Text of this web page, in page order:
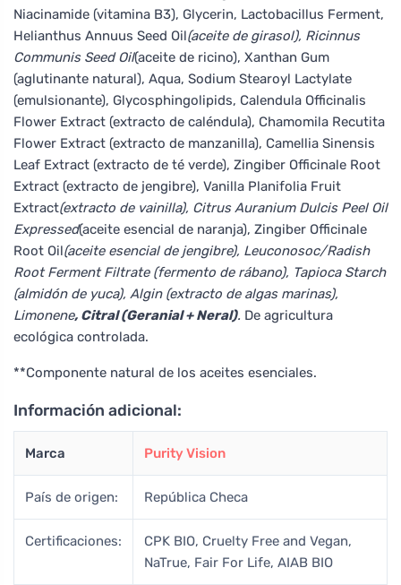
Niacinamide (vitamina B3), Glycerin, Lactobacillus Ferment,
Helianthus Annuus Seed Oil(aceite de girasol), Ricinnus
Communis Seed Oil(aceite de ricino), Xanthan Gum
(aglutinante natural), Aqua, Sodium Stearoyl Lactylate
(emulsionante), Glycosphingolipids, Calendula Officinalis
Flower Extract (extracto de caléndula), Chamomila Recutita
Flower Extract (extracto de manzanilla), Camellia Sinensis
Leaf Extract (extracto de té verde), Zingiber Officinale Root
Extract (extracto de jengibre), Vanilla Planifolia Fruit
Extract(extracto de vainilla), Citrus Auranium Dulcis Peel Oil
Expressed(aceite esencial de naranja), Zingiber Officinale
Root Oil(aceite esencial de jengibre), Leuconosoc/Radish
Root Ferment Filtrate (fermento de rábano), Tapioca Starch
(almidón de yuca), Algin (extracto de algas marinas),
Limonene, Citral (Geranial + Neral). De agricultura
ecológica controlada.
**Componente natural de los aceites esenciales.
Información adicional:
Marca Purity Vision
País de origen: República Checa
Certificaciones:
CPK BIO, Cruelty Free and Vegan,
NaTrue, Fair For Life, AIAB BIO